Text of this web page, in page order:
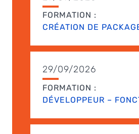
FORMATION :
CRÉATION DE
29/09/2026
FORMATION :
DÉVELOPPEUR –